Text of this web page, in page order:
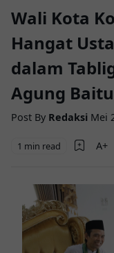
Wali Kota
Hangat
dalam
Agung
Post By Redaksi Mei
1 min read